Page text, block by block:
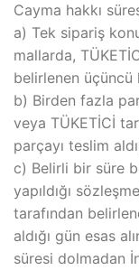
Cayma hakkı
a) Tek sipariş
mallarda,
belirlenen üçüncü
b) Birden fazla
veya TÜKETİCİ
parçayı teslim
c) Belirli bir süre
yapıldığı
tarafından
aldığı gün esas
süresi dolmadan